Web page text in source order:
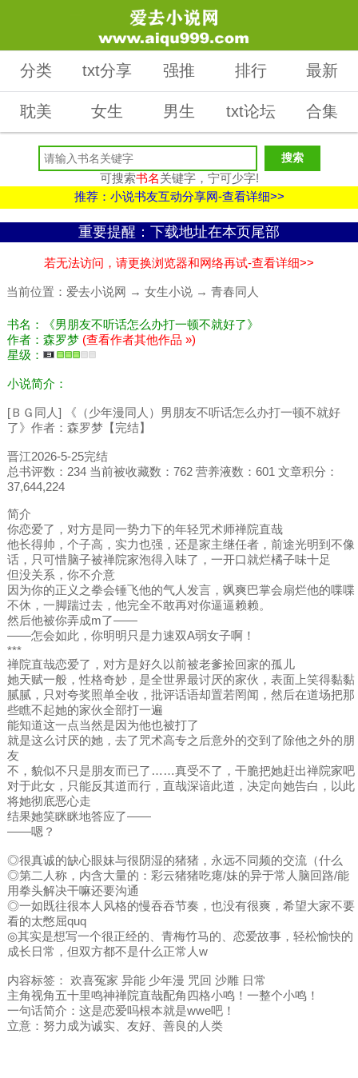
分类 txt分享 强推 排行 最新
耽美 女生 男生 txt论坛 合集
可搜索书名关键字，宁可少字!
推荐：小说书友互动分享网-查看详细>>
重要提醒：下载地址在本页尾部
若无法访问，请更换浏览器和网络再试-查看详细>>
当前位置： 爱去小说网 → 女生小说 → 青春同人
书名：《男朋友不听话怎么办打一顿不就好了》
作者：森罗梦 (查看作者其他作品 »)
星级：
小说简介：
[ＢＧ同人] 《（少年漫同人）男朋友不听话怎么办打一顿不就好
了》作者：森罗梦【完结】
晋江2026-5-25完结
总书评数：234 当前被收藏数：762 营养液数：601 文章积分：
37,644,224
简介
你恋爱了，对方是同一势力下的年轻咒术师禅院直哉
他长得帅，个子高，实力也强，还是家主继任者，前途光明到不像
话，只可惜脑子被禅院家泡得入味了，一开口就烂橘子味十足
但没关系，你不介意
因为你的正义之拳会锤飞他的气人发言，飒爽巴掌会扇烂他的喋喋
不休，一脚踹过去，他完全不敢再对你逼逼赖赖。
然后他被你弄成m了——
——怎会如此，你明明只是力速双A弱女子啊！
***
禅院直哉恋爱了，对方是好久以前被老爹捡回家的孤儿
她天赋一般，性格奇妙，是全世界最讨厌的家伙，表面上笑得黏黏
腻腻，只对夸奖照单全收，批评话语却置若罔闻，然后在道场把那
些瞧不起她的家伙全部打一遍
能知道这一点当然是因为他也被打了
就是这么讨厌的她，去了咒术高专之后意外的交到了除他之外的朋
友
不，貌似不只是朋友而已了……真受不了，干脆把她赶出禅院家吧
对于此女，只能反其道而行，直哉深谙此道，决定向她告白，以此
将她彻底恶心走
结果她笑眯眯地答应了——
——嗯？
◎很真诚的缺心眼妹与很阴湿的猪猪，永远不同频的交流（什么
◎第二人称，内含大量的：彩云猪猪吃瘪/妹的异于常人脑回路/能
用拳头解决干嘛还要沟通
◎一如既往很本人风格的慢吞吞节奏，也没有很爽，希望大家不要
看的太憋屈quq
◎其实是想写一个很正经的、青梅竹马的、恋爱故事，轻松愉快的
成长日常，但双方都不是什么正常人w
内容标签： 欢喜冤家 异能 少年漫 咒回 沙雕 日常
主角视角五十里鸣神禅院直哉配角四格小鸣！一整个小鸣！
一句话简介：这是恋爱吗根本就是wwe吧！
立意：努力成为诚实、友好、善良的人类